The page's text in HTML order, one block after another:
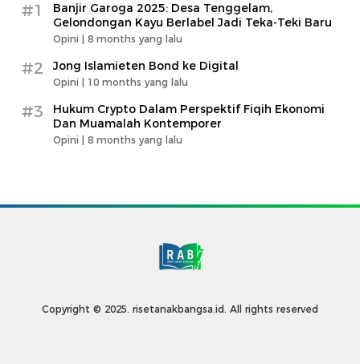
#1
Banjir Garoga 2025: Desa Tenggelam,
Gelondongan Kayu Berlabel Jadi Teka-Teki Baru
Opini | 8 months yang lalu
#2 Jong Islamieten Bond ke Digital
Opini | 10 months yang lalu
#3
Hukum Crypto Dalam Perspektif Fiqih Ekonomi
Dan Muamalah Kontemporer
Opini | 8 months yang lalu
Copyright © 2025. risetanakbangsa.id. All rights reserved